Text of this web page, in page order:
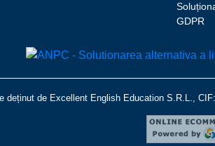
GDPR
deținut de Excellent English Education S.R.L.,